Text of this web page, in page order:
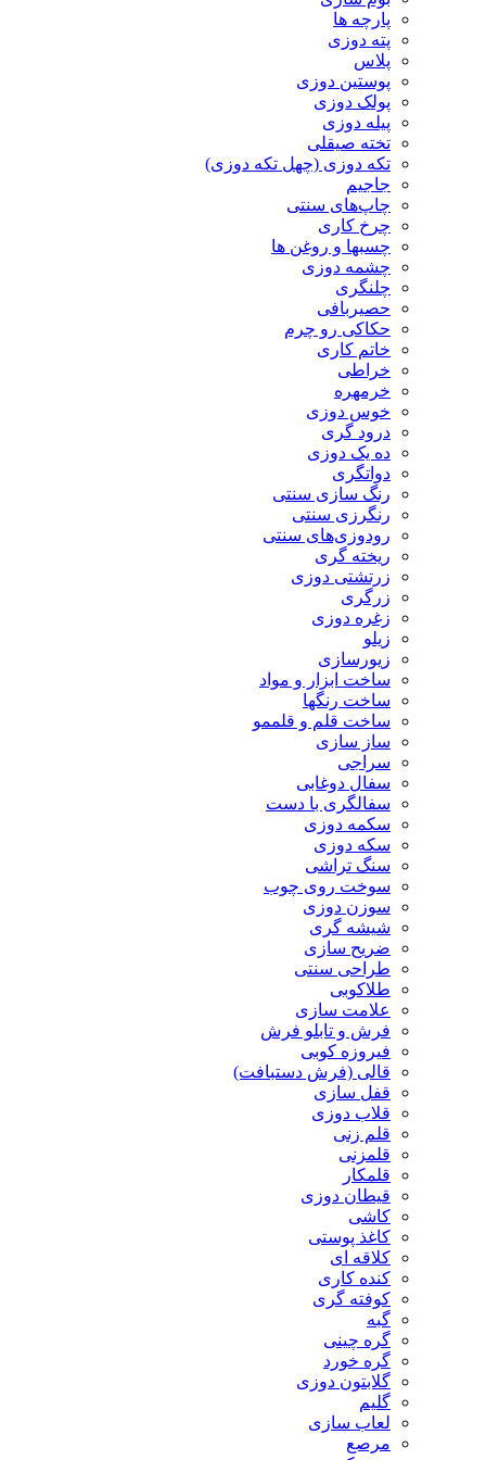
پارچه ها
پته دوزی
پوستین دوزی
پولک دوزی
پیله دوزی
تخته صیقلی
تکه دوزی (چهل تکه دوزی)
چاپ‌های سنتی
چرخ کاری
چسبها و روغن ها
چشمه دوزی
حصیربافی
حکاکی رو چرم
خاتم کاری
خرمهره
خوس دوزی
درود گری
ده یک دوزی
دواتگری
رنگ سازی سنتی
رنگرزی سنتی
رودوزی‌های سنتی
ریخته گری
زرتشتی دوزی
زغره دوزی
زیورسازی
ساخت ابزار و مواد
ساخت رنگها
ساخت قلم و قلممو
ساز سازی
سفال دوغابی
سفالگری با دست
سکمه دوزی
سکه دوزی
سنگ تراشی
سوخت روی چوب
سوزن دوزی
شیشه گری
ضریح سازی
طراحی سنتی
طلاکوبی
علامت سازی
فرش و تابلو فرش
فیروزه کوبی
قالی (فرش دستبافت)
قفل سازی
قلاب دوزی
قلم زنی
قیطان دوزی
کاغذ پوستی
کلاقه ای
کنده کاری
کوفته گری
گره چینی
گره خورد
گلابتون دوزی
لعاب سازی